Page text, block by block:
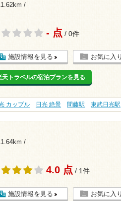
/
- 点 / 0件
施設情報を見る お気に入
天トラベルの宿泊プランを見る
カップル 日光 絶景 間藤駅 東武日光駅
/
4.0 点 / 1件
施設情報を見る お気に入